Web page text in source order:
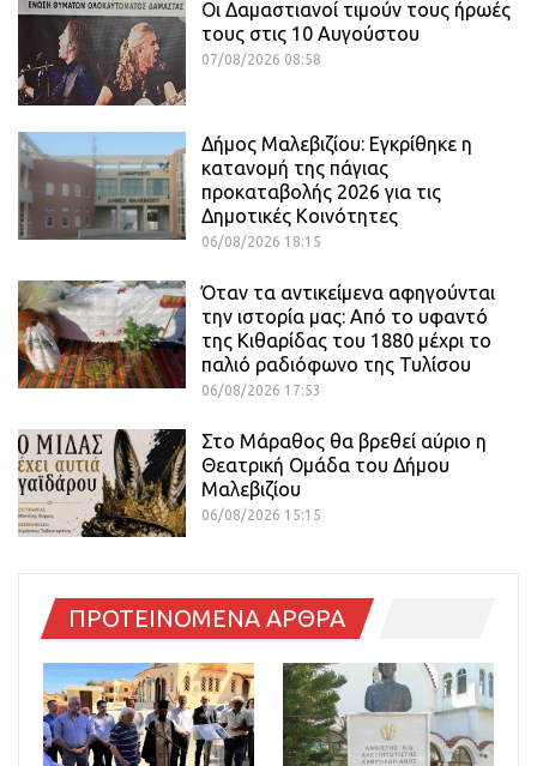
Οι Δαμαστιανοί τιμούν τους ήρωές
τους στις 10 Αυγούστου
07/08/2026 08:58
Δήμος Μαλεβιζίου: Εγκρίθηκε η
κατανομή της πάγιας
προκαταβολής 2026 για τις
Δημοτικές Κοινότητες
06/08/2026 18:15
Όταν τα αντικείμενα αφηγούνται
την ιστορία μας: Από το υφαντό
της Κιθαρίδας του 1880 μέχρι το
παλιό ραδιόφωνο της Τυλίσου
06/08/2026 17:53
Στο Μάραθος θα βρεθεί αύριο η
Θεατρική Ομάδα του Δήμου
Μαλεβιζίου
06/08/2026 15:15
ΠΡΟΤΕΙΝΟΜΕΝΑ ΑΡΘΡΑ